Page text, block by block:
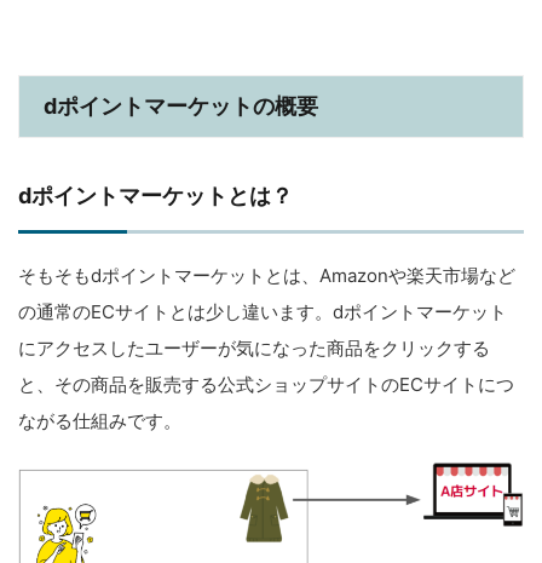
dポイントマーケットの概要
dポイントマーケットとは？
そもそもdポイントマーケットとは、Amazonや楽天市場など
の通常のECサイトとは少し違います。dポイントマーケット
にアクセスしたユーザーが気になった商品をクリックする
と、その商品を販売する公式ショップサイトのECサイトにつ
ながる仕組みです。